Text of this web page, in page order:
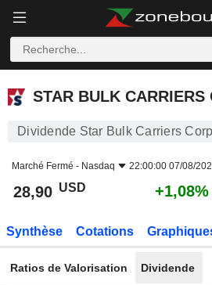
STAR BULK CARRIERS CORP.
STAR BULK CARRIERS
Dividende Star Bulk Carriers
Marché Fermé - Nasdaq 22:00:00 07/08/
28,90 USD +1,08%
Synthèse Cotations
Ratios de Valorisation Dividende